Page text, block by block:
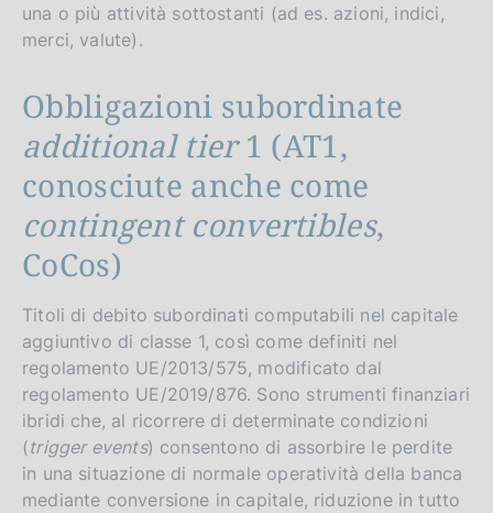
una o più attività sottostanti (ad es. azioni, indici,
merci, valute).
Obbligazioni subordinate
additional tier1 (AT1,
conosciute anche come
contingent convertibles,
CoCos)
Titoli di debito subordinati computabili nel capitale
aggiuntivo di classe 1, così come definiti nel
regolamento UE/2013/575, modificato dal
regolamento UE/2019/876. Sono strumenti finanziari
ibridi che, al ricorrere di determinate condizioni
(trigger events) consentono di assorbire le perdite
in una situazione di normale operatività della banca
mediante conversione in capitale, riduzione in tutto